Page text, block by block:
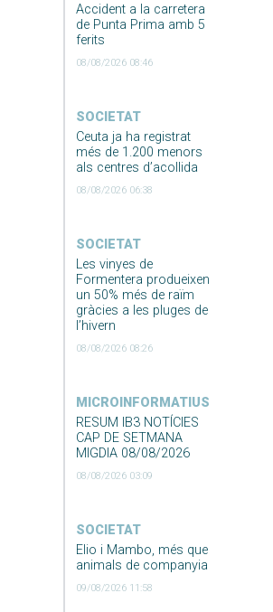
Accident a la carretera
de Punta Prima amb 5
ferits
08/08/2026 08:46
SOCIETAT
Ceuta ja ha registrat
més de 1.200 menors
als centres d’acollida
08/08/2026 06:38
SOCIETAT
Les vinyes de
Formentera produeixen
un 50% més de raïm
gràcies a les pluges de
l’hivern
08/08/2026 08:26
MICROINFORMATIUS
RESUM IB3 NOTÍCIES
CAP DE SETMANA
MIGDIA 08/08/2026
08/08/2026 03:09
SOCIETAT
Elio i Mambo, més que
animals de companyia
09/08/2026 11:58